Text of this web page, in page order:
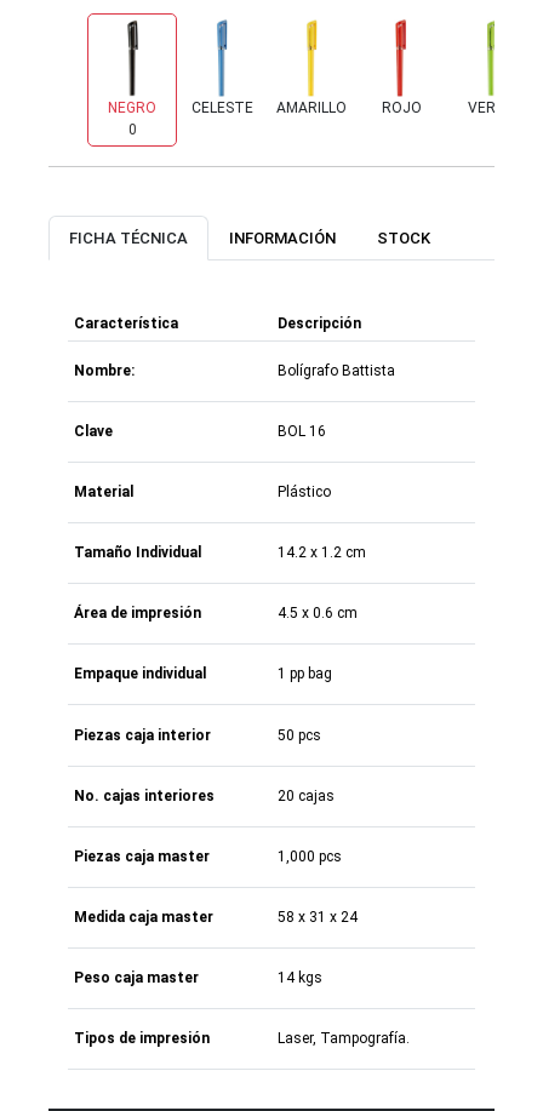
NEGRO
0
CELESTE
AMARILLO
ROJO
VERDE
FICHA TÉCNICA INFORMACIÓN STOCK
Característica Descripción
Nombre: Bolígrafo Battista
Clave BOL 16
Material Plástico
Tamaño Individual 14.2 x 1.2 cm
Área de impresión 4.5 x 0.6 cm
Empaque individual 1 pp bag
Piezas caja interior 50 pcs
No. cajas interiores 20 cajas
Piezas caja master 1,000 pcs
Medida caja master 58 x 31 x 24
Peso caja master 14 kgs
Tipos de impresión Laser, Tampografía.